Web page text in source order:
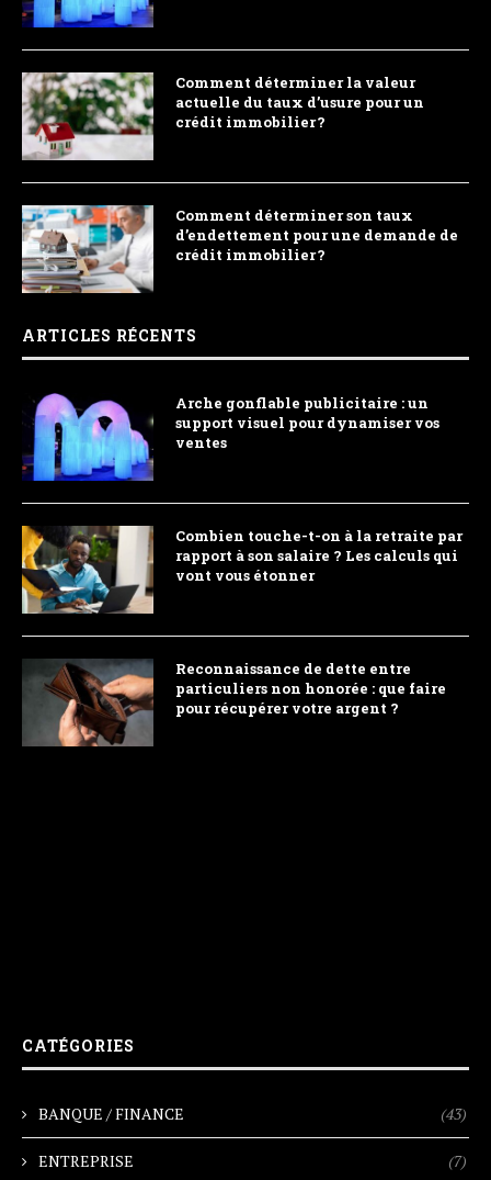
Comment déterminer la valeur
actuelle du taux d’usure pour un
crédit immobilier ?
Comment déterminer son taux
d’endettement pour une demande de
crédit immobilier ?
ARTICLES RÉCENTS
Arche gonflable publicitaire : un
support visuel pour dynamiser vos
ventes
Combien touche-t-on à la retraite par
rapport à son salaire ? Les calculs qui
vont vous étonner
Reconnaissance de dette entre
particuliers non honorée : que faire
pour récupérer votre argent ?
CATÉGORIES
BANQUE / FINANCE (43)
ENTREPRISE (7)